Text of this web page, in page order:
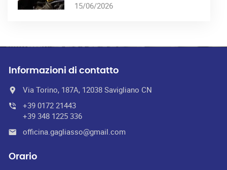
15/06/2026
Informazioni di contatto
Via Torino, 187A, 12038 Savigliano CN
+39 0172 21443
+39 348 1225 336
officina.gagliasso@gmail.com
Orario